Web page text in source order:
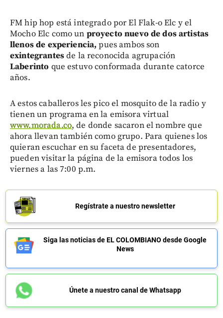
FM hip hop está integrado por El Flak-o Elc y el
Mocho Elc como un proyecto nuevo de dos artistas
llenos de experiencia, pues ambos son
exintegrantesde la reconocida agrupación
Laberinto que estuvo conformada durante catorce
años.
A estos caballeros les pico el mosquito de la radio y
tienen un programa en la emisora virtual
www.morada.co, de donde sacaron el nombre que
ahora llevan también como grupo. Para quienes los
quieran escuchar en su faceta de presentadores,
pueden visitar la página de la emisora todos los
viernes a las 7:00 p.m.
Regístrate a nuestro newsletter
Siga las noticias de EL COLOMBIANO desde Google
News
Únete a nuestro canal de Whatsapp